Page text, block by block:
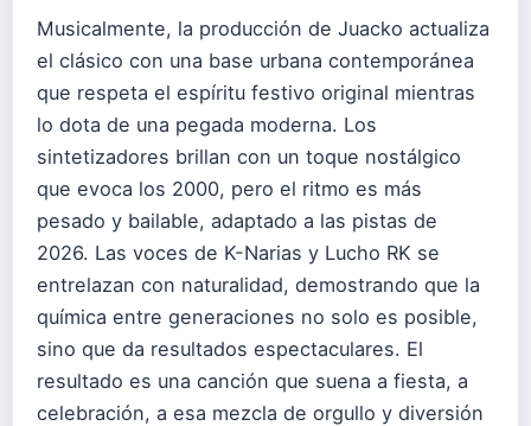
Musicalmente, la producción de Juacko actualiza
el clásico con una base urbana contemporánea
que respeta el espíritu festivo original mientras
lo dota de una pegada moderna. Los
sintetizadores brillan con un toque nostálgico
que evoca los 2000, pero el ritmo es más
pesado y bailable, adaptado a las pistas de
2026. Las voces de K-Narias y Lucho RK se
entrelazan con naturalidad, demostrando que la
química entre generaciones no solo es posible,
sino que da resultados espectaculares. El
resultado es una canción que suena a fiesta, a
celebración, a esa mezcla de orgullo y diversión